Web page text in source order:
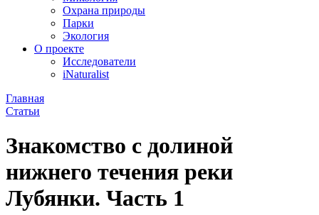
Охрана природы
Парки
Экология
О проекте
Исследователи
iNaturalist
Главная
Статьи
Знакомство с долиной
нижнего течения реки
Лубянки. Часть 1